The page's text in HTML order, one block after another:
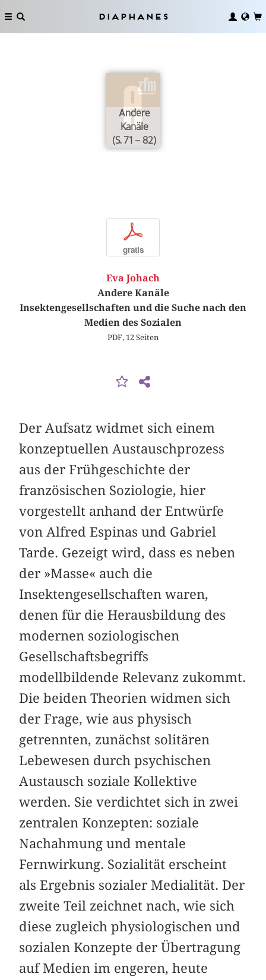
Diaphanes
Andere
Kanäle
(S. 71 – 82)
p
gratis
Eva Johach
Andere Kanäle
Insektengesellschaften und die Suche nach den
Medien des Sozialen
PDF, 12 Seiten
Der Aufsatz widmet sich einem
konzeptuellen Austauschprozess
aus der Frühgeschichte der
französischen Soziologie, hier
vorgestellt anhand der Entwürfe
von Alfred Espinas und Gabriel
Tarde. Gezeigt wird, dass es neben
der »Masse« auch die
Insektengesellschaften waren,
denen für die Herausbildung des
modernen soziologischen
Gesellschaftsbegriffs
modellbildende Relevanz zukommt.
Die beiden Theorien widmen sich
der Frage, wie aus physisch
getrennten, zunächst solitären
Lebewesen durch psychischen
Austausch soziale Kollektive
werden. Sie verdichtet sich in zwei
zentralen Konzepten: soziale
Nachahmung und mentale
Fernwirkung. Sozialität erscheint
als Ergebnis sozialer Medialität. Der
zweite Teil zeichnet nach, wie sich
diese zugleich physiologischen und
sozialen Konzepte der Übertragung
auf Medien im engeren, heute